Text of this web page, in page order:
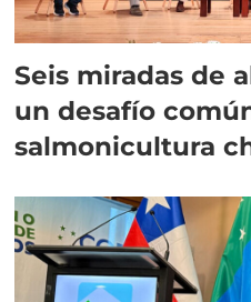
Seis miradas de
un desafío
salmonicultura